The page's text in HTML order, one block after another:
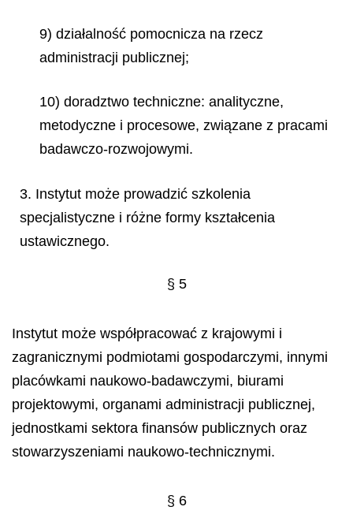
9) działalność pomocnicza na rzecz
administracji publicznej;
10) doradztwo techniczne: analityczne,
metodyczne i procesowe, związane z pracami
badawczo-rozwojowymi.
3. Instytut może prowadzić szkolenia
specjalistyczne i różne formy kształcenia
ustawicznego.
§ 5
Instytut może współpracować z krajowymi i
zagranicznymi podmiotami gospodarczymi, innymi
placówkami naukowo-badawczymi, biurami
projektowymi, organami administracji publicznej,
jednostkami sektora finansów publicznych oraz
stowarzyszeniami naukowo-technicznymi.
§ 6